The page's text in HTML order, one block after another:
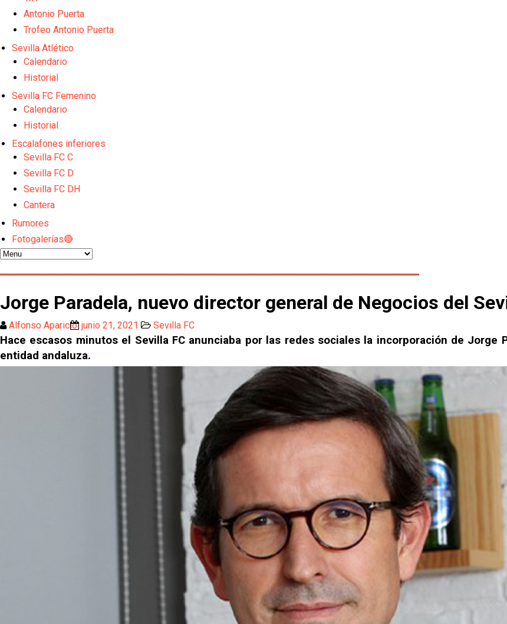
Endrick y Marc Bernal protagonizan las ofertas más destacadas del día
El Sevilla Juvenil A última detalles en Canarias para su debut en la Cantalejo Province Cup
El dato que destaca a Agoumé entre las cinco grandes ligas
Antonio Puerta
Trofeo Antonio Puerta
Sevilla Atlético
Calendario
Historial
Sevilla FC Femenino
Calendario
Historial
Escalafones inferiores
Sevilla FC C
Sevilla FC D
Sevilla FC DH
Cantera
Rumores
Fotogalerías🔴
Jorge Paradela, nuevo director general de Negocios del
Alfonso Aparicio junio 21, 2021 Sevilla FC
Hace escasos minutos el Sevilla FC anunciaba por las redes sociales la incorporación de
entidad andaluza.